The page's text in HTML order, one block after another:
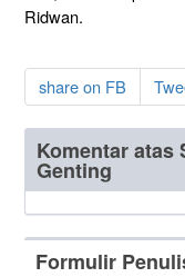
Ridwan.
share on FB
Komentar atas
Genting
Formulir